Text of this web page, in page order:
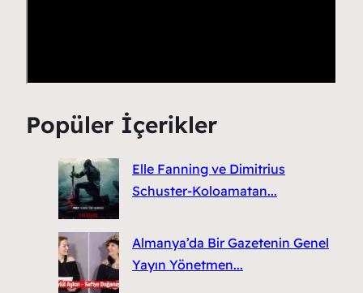
Popüler İçerikler
Elle Fanning ve Dimitrius
Schuster-Koloamatan...
Almanya’da Bir Gazetenin Genel
Yayın Yönetmen...